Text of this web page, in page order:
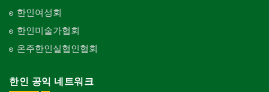
한인여성회
한인미술가협회
온주한인실협인협회
한인 공익 네트워크